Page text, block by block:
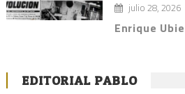
julio 28, 2026
Enrique
EDITORIAL PABLO